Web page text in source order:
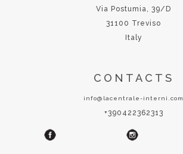
Via Postumia, 39/D
31100 Treviso
Italy
CONTACTS
info@lacentrale-interni.com
+390422362313